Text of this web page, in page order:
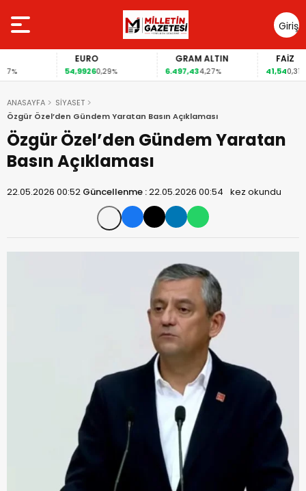
Giriş
Yap
EURO
54,99260,29%
GRAM ALTIN
6.497,434,27%
FAİZ
41,540,31%
ANASAYFA
SİYASET
Özgür Özel’den Gündem Yaratan Basın Açıklaması
Özgür Özel’den Gündem Yaratan
Basın Açıklaması
22.05.2026 00:52 Güncellenme :22.05.2026 00:54 kez okundu